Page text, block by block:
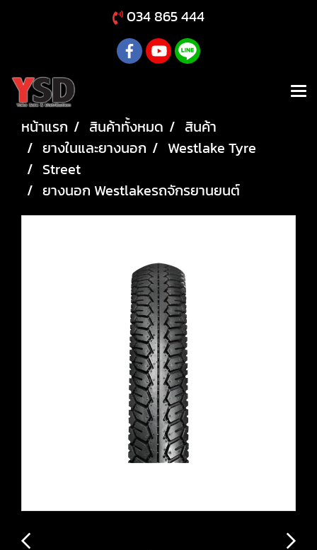
034 865 444
หน้าแรก สินค้าทั้งหมด
สินค้า
ยางในและยางนอก
Westlake Tyre
Street
ยางนอก Westlakeรถจักรยานยนต์